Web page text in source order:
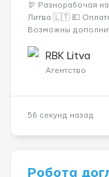
🦃 Разнорабочая
Литва 🇱🇹 💶
Возможны
с 06:00 (иногда с
RBK Litva
Агентство
56 секунд назад
Робота